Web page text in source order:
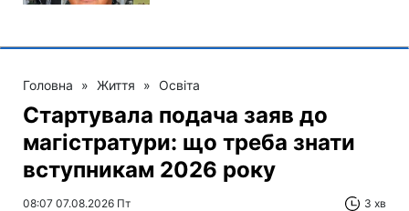
Головна » Життя » Освіта
Стартувала подача заяв до
магістратури: що треба знати
вступникам 2026 року
08:07 07.08.2026 Пт 3 хв